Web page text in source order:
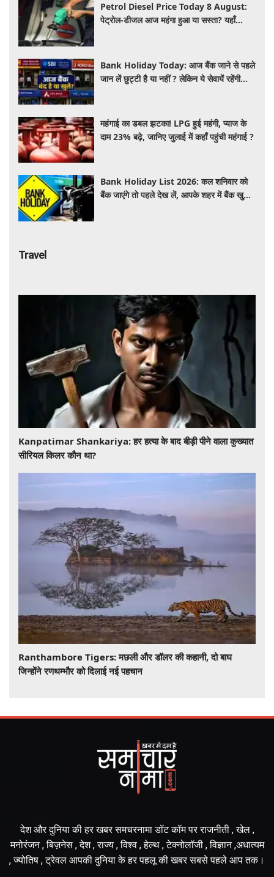
Petrol Diesel Price Today 8 August:
पेट्रोल-डीजल आज महंगा हुआ या सस्ता? यहाँ
Bank Holiday Today: आज बैंक जाने से पहले
जान लें छुट्टी है या नहीं ? लेकिन ये सेवायें रहेंगी
महंगाई का डबल झटका! LPG हुई महंगी, प्याज के
दाम 23% बढ़े, जानिए जुलाई में कहाँ पहुंची महंगाई ?
Bank Holiday List 2026: कल शनिवार को
बैंक जाएंगे तो पहले देख लें, आपके शहर में बैंक खुले
Travel
​​​​​​​Kanpatimar Shankariya: हर हत्या के बाद बीड़ी पीने वाला कुख्यात
सीरियल किलर कौन था?
Ranthambore Tigers: मछली और डॉलर की कहानी, दो बाघ
जिन्होंने रणथम्भौर को दिलाई नई पहचान
देश और दुनिया की हर खबर समचरनामा डॉट कॉम पर राजनीती , खेल ,
मनोरंजन , बिज़नेस , देश , राज्य , विश्व , हेल्थ , टेक्नोलॉजी , विज्ञान ,अधात्यम
, ज्योतिष , ट्रेवल आपकी दुनिया के हर पहलू की खबर सबसे पहले आप तक।